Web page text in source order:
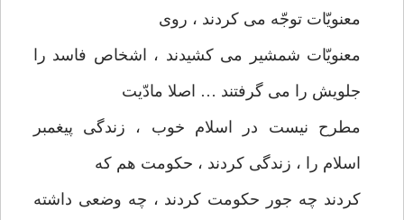
معنويّات توجّه می‌ كردند ، روی
معنويّات شمشير می كشيدند ، اشخاص فاسد را
جلويش را می گرفتند … اصلا مادّيت
مطرح نيست در اسلام خوب ، زندگی پيغمبر
اسلام را ، زندگی كردند ، حكومت هم كه
كردند چه جور حكومت كردند ، چه وضعی داشته